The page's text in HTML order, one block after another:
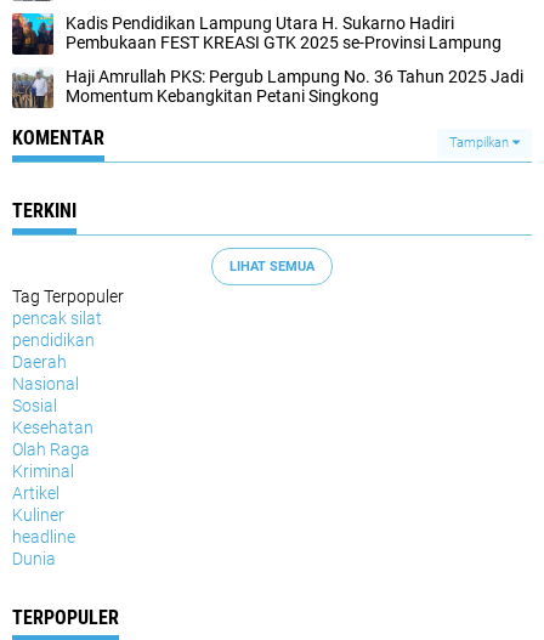
Kadis Pendidikan Lampung Utara H. Sukarno Hadiri
Pembukaan FEST KREASI GTK 2025 se-Provinsi Lampung
Haji Amrullah PKS: Pergub Lampung No. 36 Tahun 2025 Jadi
Momentum Kebangkitan Petani Singkong
KOMENTAR Tampilkan
TERKINI
LIHAT SEMUA
Tag Terpopuler
pencak silat
pendidikan
Daerah
Nasional
Sosial
Kesehatan
Olah Raga
Kriminal
Artikel
Kuliner
headline
Dunia
TERPOPULER